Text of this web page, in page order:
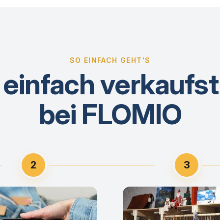
SO EINFACH GEHT'S
bei FLOMIO
2 3